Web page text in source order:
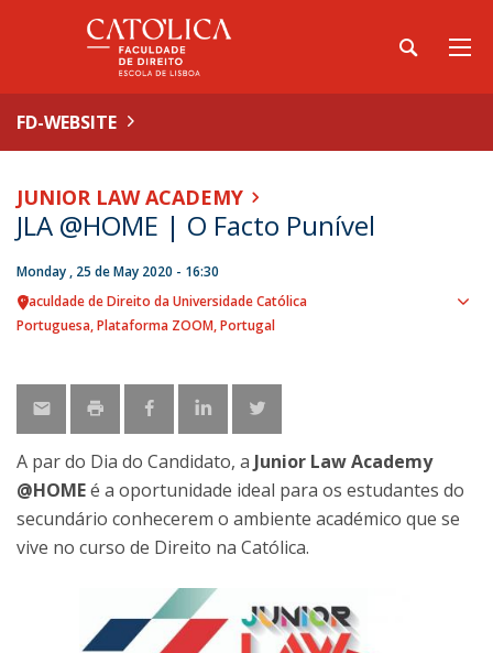
FD-WEBSITE
JUNIOR LAW ACADEMY
JLA @HOME | O Facto Punível
Monday , 25 de May 2020 - 16:30
Faculdade de Direito da Universidade Católica
Portuguesa Plataforma ZOOM Portugal
A par do Dia do Candidato, a Junior Law Academy
@HOMEé a oportunidade ideal para os estudantes do
secundário conhecerem o ambiente académico que se
vive no curso de Direito na Católica.